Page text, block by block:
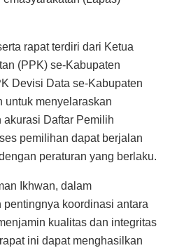
rapat terdiri dari Ketua
(PPK) se-Kabupaten
Devisi Data se-Kabupaten
untuk menyelaraskan
akurasi Daftar Pemilih
pemilihan dapat berjalan
peraturan yang berlaku.
Ikhwan, dalam
koordinasi antara
kualitas dan integritas
ini dapat menghasilkan